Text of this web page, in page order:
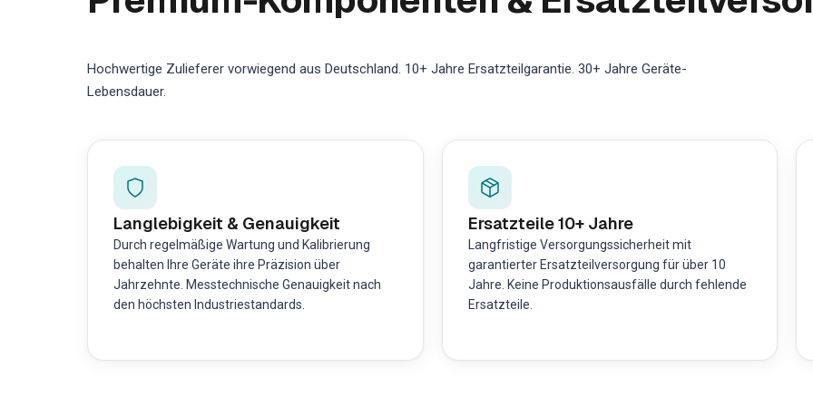
Hochwertige Zulieferer vorwiegend aus Deutschland. 10+ Jahre Ersatzteilgarantie. 30+ Jahre Geräte-
Lebensdauer.
Langlebigkeit & Genauigkeit
Durch regelmäßige Wartung und Kalibrierung
behalten Ihre Geräte ihre Präzision über
Jahrzehnte. Messtechnische Genauigkeit nach
den höchsten Industriestandards.
Ersatzteile 10+ Jahre
Langfristige Versorgungssicherheit mit
garantierter Ersatzteilversorgung für über 10
Jahre. Keine Produktionsausfälle durch fehlende
Ersatzteile.